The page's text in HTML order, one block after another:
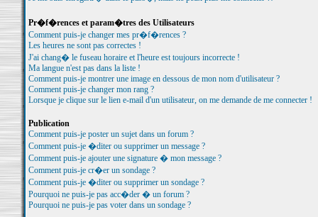
Pr�f�rences et param�tres des Utilisateurs
Comment puis-je changer mes pr�f�rences ?
Les heures ne sont pas correctes !
J'ai chang� le fuseau horaire et l'heure est toujours incorrecte !
Ma langue n'est pas dans la liste !
Comment puis-je montrer une image en dessous de mon nom d'utilisateur ?
Comment puis-je changer mon rang ?
Lorsque je clique sur le lien e-mail d'un utilisateur, on me demande de me connecter !
Publication
Comment puis-je poster un sujet dans un forum ?
Comment puis-je �diter ou supprimer un message ?
Comment puis-je ajouter une signature � mon message ?
Comment puis-je cr�er un sondage ?
Comment puis-je �diter ou supprimer un sondage ?
Pourquoi ne puis-je pas acc�der � un forum ?
Pourquoi ne puis-je pas voter dans un sondage ?